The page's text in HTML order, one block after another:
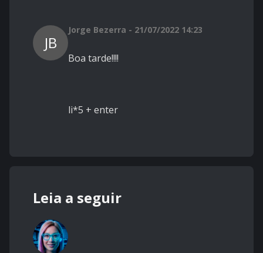
JB
Jorge Bezerra - 21/07/2022 14:23
Boa tarde!!!!
li*5 + enter
Leia a seguir